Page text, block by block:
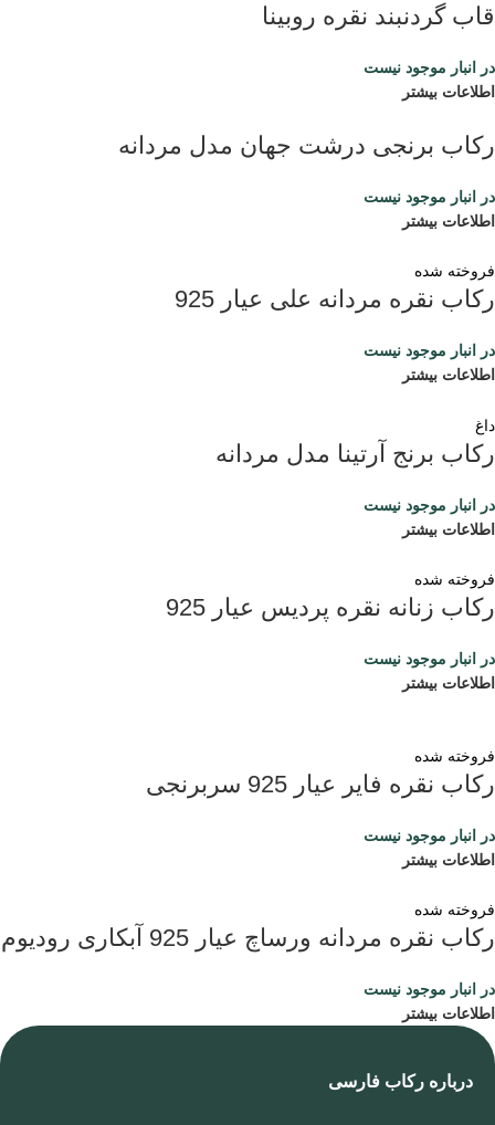
قاب گردنبند نقره روبینا
در انبار موجود نیست
اطلاعات بیشتر
رکاب برنجی درشت جهان مدل مردانه
در انبار موجود نیست
اطلاعات بیشتر
فروخته شده
رکاب نقره مردانه علی عیار 925
در انبار موجود نیست
اطلاعات بیشتر
داغ
رکاب برنج آرتینا مدل مردانه
در انبار موجود نیست
اطلاعات بیشتر
فروخته شده
رکاب زنانه نقره پردیس عیار 925
در انبار موجود نیست
اطلاعات بیشتر
فروخته شده
رکاب نقره فایر عیار 925 سربرنجی
در انبار موجود نیست
اطلاعات بیشتر
فروخته شده
رکاب نقره مردانه ورساچ عیار 925 آبکاری رودیوم
در انبار موجود نیست
اطلاعات بیشتر
درباره رکاب فارسی